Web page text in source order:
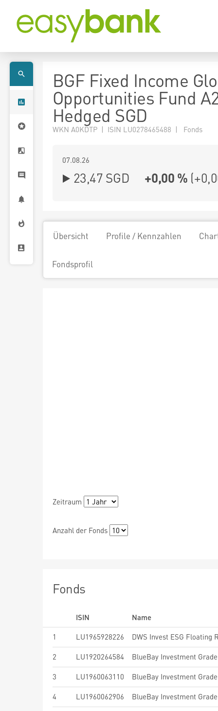
BGF Fixed Income
Opportunities Fund
Hedged SGD
WKN A0KDTP | ISIN LU0278465488 | Fonds
07.08.26
23,47 SGD +0,00 % (
Übersicht Profile / Kennzahlen
Fondsprofil
Zeitraum
Anzahl der Fonds
Fonds
ISIN
Name
1
LU1965928226 DWS Invest ESG Floating
2 LU1920264584
3 LU1960063110
4 LU1960062906